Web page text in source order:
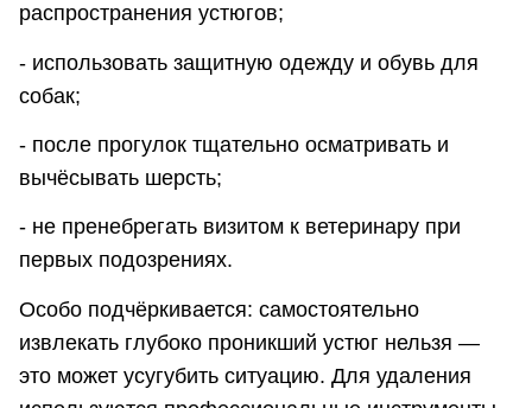
распространения устюгов;
- использовать защитную одежду и обувь для
собак;
- после прогулок тщательно осматривать и
вычёсывать шерсть;
- не пренебрегать визитом к ветеринару при
первых подозрениях.
Особо подчёркивается: самостоятельно
извлекать глубоко проникший устюг нельзя —
это может усугубить ситуацию. Для удаления